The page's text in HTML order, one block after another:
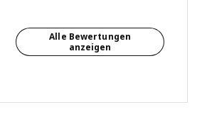
Alle Bewertungen
anzeigen